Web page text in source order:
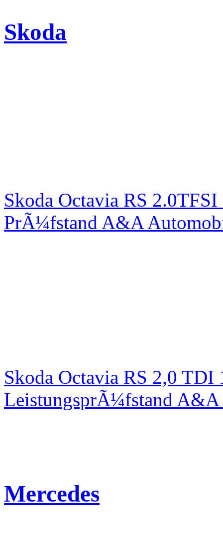
Skoda
Skoda Octavia RS
PrÃ¼fstand A&A
Skoda Octavia RS 2,0
LeistungsprÃ¼fstand
Mercedes